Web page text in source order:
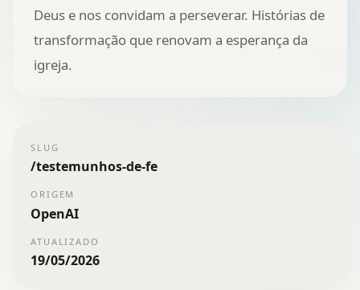
Deus e nos convidam a perseverar. Histórias de
transformação que renovam a esperança da
igreja.
SLUG
/testemunhos-de-fe
ORIGEM
OpenAI
ATUALIZADO
19/05/2026